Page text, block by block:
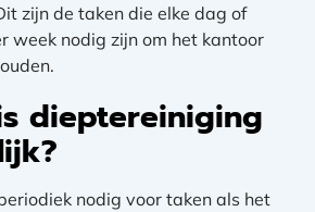
zijn de taken die elke dag of
week nodig zijn om het kantoor
dieptereiniging
nodig voor taken als het